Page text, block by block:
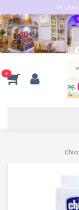
ها
0